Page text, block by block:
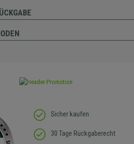
Sicher kaufen
30 Tage Rückgaberecht